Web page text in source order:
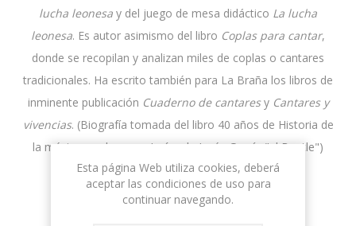
lucha leonesa y del juego de mesa didáctico La lucha
leonesa. Es autor asimismo del libro Coplas para cantar,
donde se recopilan y analizan miles de coplas o cantares
tradicionales. Ha escrito también para La Braña los libros de
inminente publicación Cuaderno de cantaresy Cantares y
vivencias. (Biografía tomada del libro 40 años de Historia de
la música moderna en León, de Jesús García "el Beatle")
Ordenar
Esta página Web utiliza cookies, deberá
aceptar las condiciones de uso para
continuar navegando.